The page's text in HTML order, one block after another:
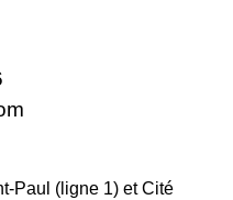
Paul (ligne 1) et Cité